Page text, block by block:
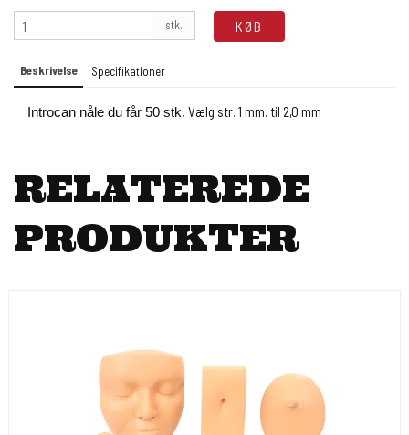
stk. KØB
Beskrivelse Specifikationer
Introcan nåle du får 50 stk. Vælg str. 1 mm. til 2,0 mm
RELATEREDE
PRODUKTER